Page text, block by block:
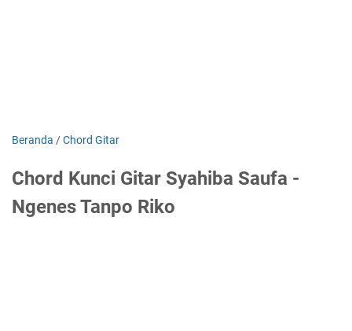
Beranda /Chord Gitar
Chord Kunci Gitar Syahiba Saufa -
Ngenes Tanpo Riko